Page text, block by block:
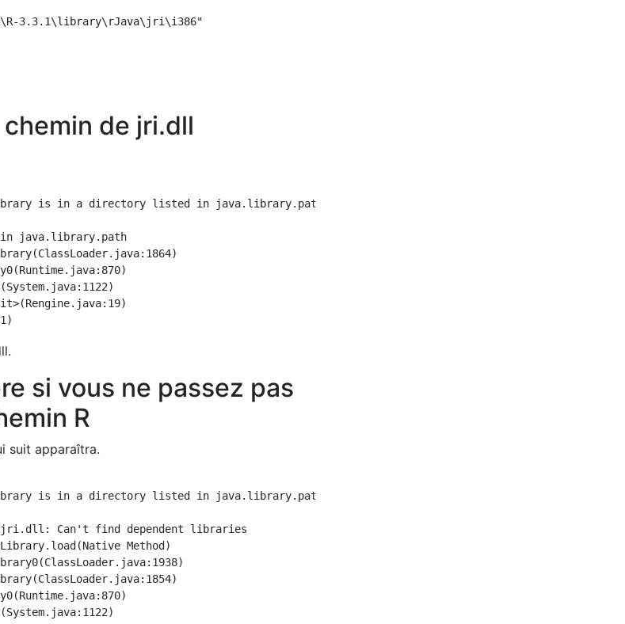
de jri.dll
is in a directory listed in java.library.path.
java.library.path
si vous ne passez pas
R
suit apparaîtra.
is in a directory listed in java.library.path.
Can't find dependent libraries